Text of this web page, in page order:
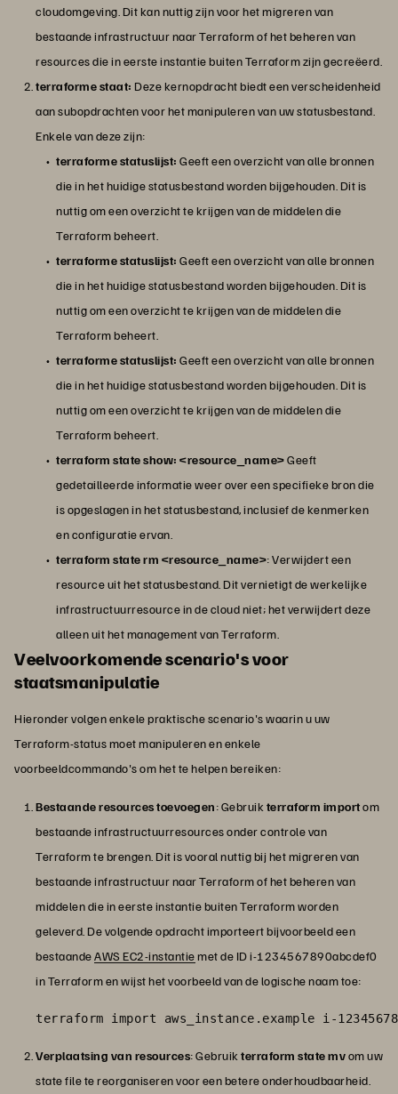
cloudomgeving. Dit kan nuttig zijn voor het migreren van
bestaande infrastructuur naar Terraform of het beheren van
resources die in eerste instantie buiten Terraform zijn gecreëerd.
terraforme staat: Deze kernopdracht biedt een verscheidenheid
aan subopdrachten voor het manipuleren van uw statusbestand.
Enkele van deze zijn:
terraforme statuslijst: Geeft een overzicht van alle bronnen
die in het huidige statusbestand worden bijgehouden. Dit is
nuttig om een overzicht te krijgen van de middelen die
Terraform beheert.
terraforme statuslijst: Geeft een overzicht van alle bronnen
die in het huidige statusbestand worden bijgehouden. Dit is
nuttig om een overzicht te krijgen van de middelen die
Terraform beheert.
terraforme statuslijst: Geeft een overzicht van alle bronnen
die in het huidige statusbestand worden bijgehouden. Dit is
nuttig om een overzicht te krijgen van de middelen die
Terraform beheert.
terraform state show: <resource_name>Geeft
gedetailleerde informatie weer over een specifieke bron die
is opgeslagen in het statusbestand, inclusief de kenmerken
en configuratie ervan.
terraform state rm <resource_name>: Verwijdert een
resource uit het statusbestand. Dit vernietigt de werkelijke
infrastructuurresource in de cloud niet; het verwijdert deze
alleen uit het management van Terraform.
Veelvoorkomende scenario's voor
staatsmanipulatie
Hieronder volgen enkele praktische scenario's waarin u uw
Terraform-status moet manipuleren en enkele
voorbeeldcommando's om het te helpen bereiken:
Bestaande resources toevoegen:Gebruikterraform importom
bestaande infrastructuurresources onder controle van
Terraform te brengen. Dit is vooral nuttig bij het migreren van
bestaande infrastructuur naar Terraform of het beheren van
middelen die in eerste instantie buiten Terraform worden
geleverd. De volgende opdracht importeert bijvoorbeeld een
bestaandeAWS EC2-instantiemet de ID i-1234567890abcdef0
in Terraform en wijst het voorbeeld van de logische naam toe:
terraform import aws_instance.example i-
Verplaatsing van resources: Gebruikterraform state mvom uw
state file te reorganiseren voor een betere onderhoudbaarheid.